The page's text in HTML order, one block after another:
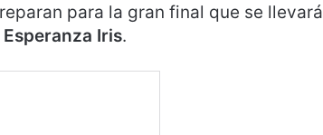
para la gran final que se llevará
Iris.